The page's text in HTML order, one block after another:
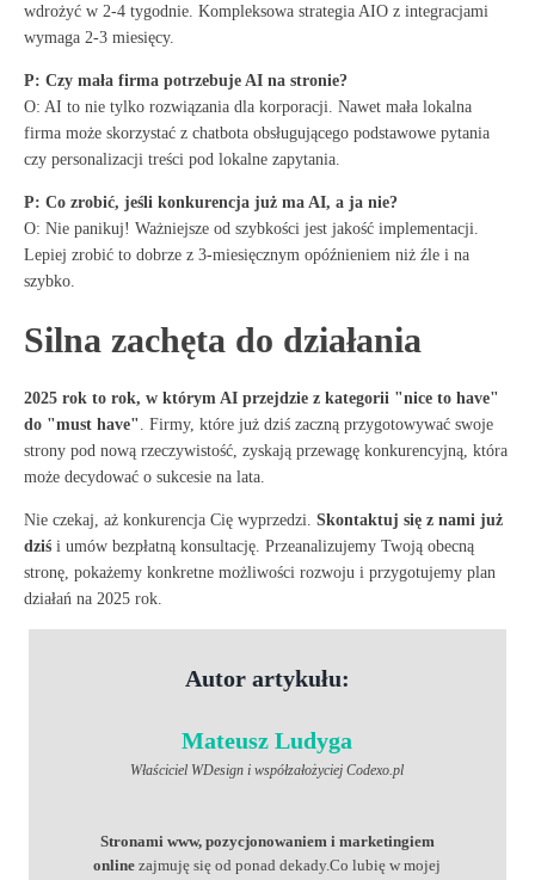
wdrożyć w 2-4 tygodnie. Kompleksowa strategia AIO z integracjami
wymaga 2-3 miesięcy.
P: Czy mała firma potrzebuje AI na stronie?
O: AI to nie tylko rozwiązania dla korporacji. Nawet mała lokalna
firma może skorzystać z chatbota obsługującego podstawowe pytania
czy personalizacji treści pod lokalne zapytania.
P: Co zrobić, jeśli konkurencja już ma AI, a ja nie?
O: Nie panikuj! Ważniejsze od szybkości jest jakość implementacji.
Lepiej zrobić to dobrze z 3-miesięcznym opóźnieniem niż źle i na
szybko.
Silna zachęta do działania
2025 rok to rok, w którym AI przejdzie z kategorii "nice to have"
do "must have" . Firmy, które już dziś zaczną przygotowywać swoje
strony pod nową rzeczywistość, zyskają przewagę konkurencyjną, która
może decydować o sukcesie na lata.
Nie czekaj, aż konkurencja Cię wyprzedzi. Skontaktuj się z nami już
dziś i umów bezpłatną konsultację. Przeanalizujemy Twoją obecną
stronę, pokażemy konkretne możliwości rozwoju i przygotujemy plan
działań na 2025 rok.
Autor artykułu:
Mateusz Ludyga
Właściciel WDesign i współzałożyciej Codexo.pl
Stronami www, pozycjonowaniem i marketingiem
online zajmuję się od ponad dekady.Co lubię w mojej